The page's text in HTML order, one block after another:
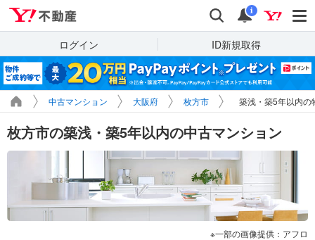
検索 通知
i
ログイン ID新規取得
中古マンション 大阪府 枚方市 築浅・築5年以内の
枚方市の築浅・築5年以内の中古マンション
一部の画像提供：アフロ